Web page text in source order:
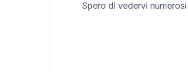
Spero di vedervi numerosi